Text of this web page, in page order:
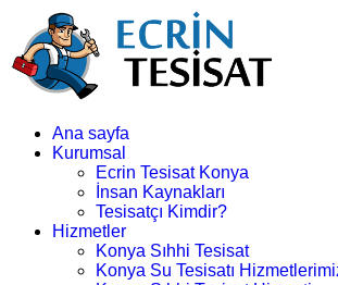
Ana sayfa
Kurumsal
Ecrin Tesisat Konya
İnsan Kaynakları
Tesisatçı Kimdir?
Hizmetler
Konya Sıhhi Tesisat
Konya Su Tesisatı